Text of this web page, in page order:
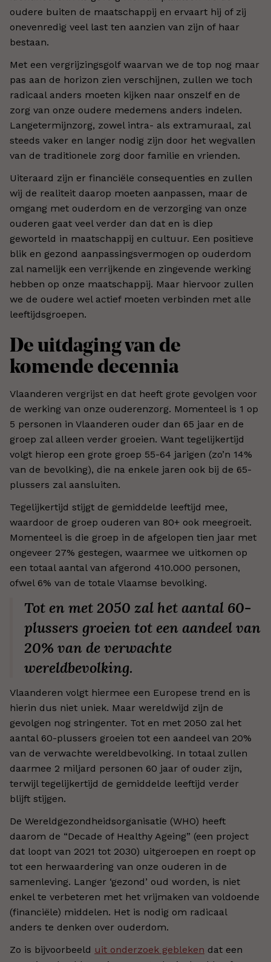
oudere buiten de maatschappij en ervaart hij of zij
onevenredig veel last ten aanzien van zijn of haar
bestaan.
Met een vergrijzingsgolf waarvan we de top nog maar
pas aan de horizon zien verschijnen, zullen we toch
radicaal anders moeten kijken naar onszelf en de
zorg van onze oudere medemens anders indelen.
Langetermijnzorg, zowel intra- als extramuraal, zal
steeds vaker en langer nodig zijn door het wegvallen
van de traditionele zorg door familie en vrienden.
Uiteraard zijn er financiële consequenties en zullen
wij de realiteit daarop moeten aanpassen, maar de
omgang met ouderdom en de verzorging van onze
ouderen gaat veel verder dan dat en is diep
geworteld in maatschappij en cultuur. Een positieve
blik en gezond aanpassingsvermogen op ouderdom
zal namelijk een verrijkende en zingevende werking
hebben op onze maatschappij. Maar hiervoor zullen
we de oudere wel actief moeten verbinden met alle
leeftijdsgroepen.
De uitdaging van de
komende decennia
Vlaanderen vergrijst en dat heeft grote gevolgen voor
de werking van onze ouderenzorg. Momenteel is 1 op
5 personen in Vlaanderen ouder dan 65 jaar en de
groep zal alleen verder groeien. Want tegelijkertijd
volgt hierop een grote groep 55-64 jarigen (zo’n 14%
van de bevolking), die na enkele jaren ook bij de 65-
plussers zal aansluiten.
Tegelijkertijd stijgt de gemiddelde leeftijd mee,
waardoor de groep ouderen van 80+ ook meegroeit.
Momenteel is die groep in de afgelopen tien jaar met
ongeveer 27% gestegen, waarmee we uitkomen op
een totaal aantal van afgerond 410.000 personen,
ofwel 6% van de totale Vlaamse bevolking.
Tot en met 2050 zal het aantal 60-
plussers groeien tot een aandeel van
20% van de verwachte
wereldbevolking.
Vlaanderen volgt hiermee een Europese trend en is
hierin dus niet uniek. Maar wereldwijd zijn de
gevolgen nog stringenter. Tot en met 2050 zal het
aantal 60-plussers groeien tot een aandeel van 20%
van de verwachte wereldbevolking. In totaal zullen
daarmee 2 miljard personen 60 jaar of ouder zijn,
terwijl tegelijkertijd de gemiddelde leeftijd verder
blijft stijgen.
De Wereldgezondheidsorganisatie (WHO) heeft
daarom de “Decade of Healthy Ageing” (een project
dat loopt van 2021 tot 2030) uitgeroepen en roept op
tot een herwaardering van onze ouderen in de
samenleving. Langer ‘gezond’ oud worden, is niet
enkel te verbeteren met het vrijmaken van voldoende
(financiële) middelen. Het is nodig om radicaal
anders te denken over ouderdom.
Zo is bijvoorbeeld uit onderzoek gebleken dat een